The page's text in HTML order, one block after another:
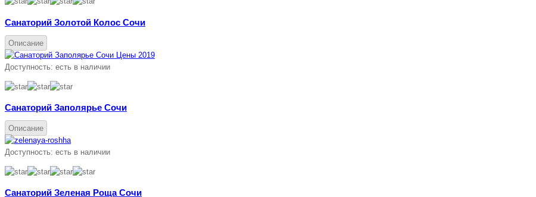
Санаторий Золотой Колос Сочи
Описание
Доступность: есть в наличии
Санаторий Заполярье Сочи
Описание
Доступность: есть в наличии
Санаторий Зеленая Роща Сочи